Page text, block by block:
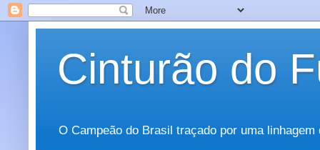
Cinturão do
O Campeão do Brasil traçado por uma